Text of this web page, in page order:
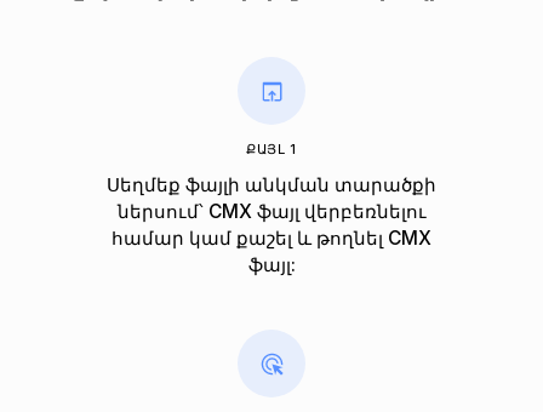
ՔԱՅԼ 1
Սեղմեք ֆայլի անկման տարածքի
ներսում՝ CMX ֆայլ վերբեռնելու
համար կամ քաշել և թողնել CMX
ֆայլ: